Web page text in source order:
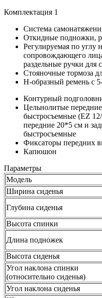
Комплектация 1
Система
Откидные подножки,
Регулируемая по углу
сопровождающего
раздельные ручки
Стояночные тормоза
Н-образный ремень с
Контурный
Цельнолитые
быстросъемные (EZ
передние 20*5 см и
быстросъемные
Фиксаторы передних
Капюшон
Параметры
Модель
Ширина сиденья
Глубина сиденья
Высота спинки
Длина подножек
Высота сиденья
Угол наклона спинки
(относительно сиденья)
Угол наклона сиденья